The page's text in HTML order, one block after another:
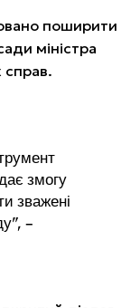
поширити
міністра
справ.
змогу
зважені
–